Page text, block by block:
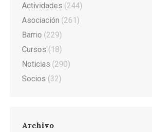
Actividades (244)
Asociación (261)
Barrio (229)
Cursos (18)
Noticias (290)
Socios (32)
Archivo